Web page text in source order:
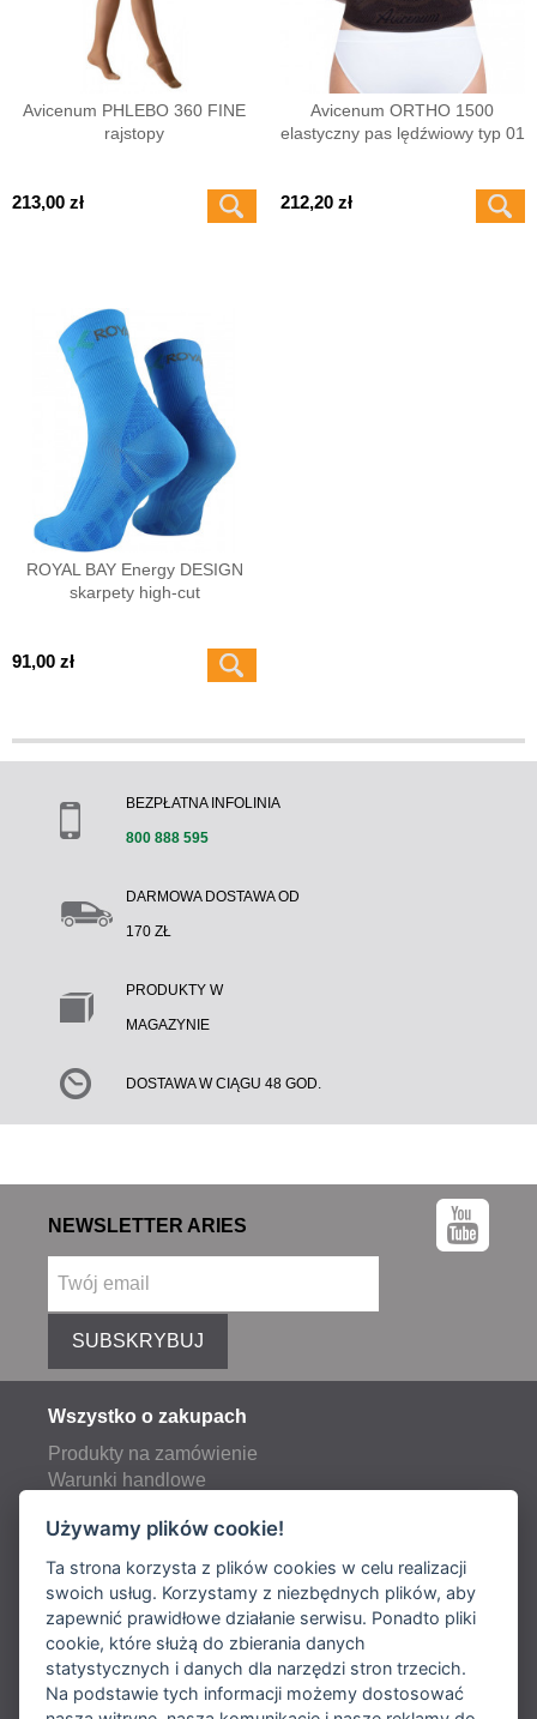
Avicenum PHLEBO 360 FINE
rajstopy
213,00 zł
Avicenum ORTHO 1500
elastyczny pas lędźwiowy typ 01
212,20 zł
ROYAL BAY Energy DESIGN
skarpety high-cut
91,00 zł
BEZPŁATNA INFOLINIA
800 888 595
DARMOWA DOSTAWA OD
170 ZŁ
PRODUKTY W
MAGAZYNIE
DOSTAWA W CIĄGU 48 GOD.
NEWSLETTER ARIES
SUBSKRYBUJ
Wszystko o zakupach
Produkty na zamówienie
Warunki handlowe
Opłaty pocztowe i transportowe
Dostawa:
Płatność:
Używamy plików cookie!
Ta strona korzysta z plików cookies w celu realizacji
swoich usług. Korzystamy z niezbędnych plików, aby
zapewnić prawidłowe działanie serwisu. Ponadto pliki
cookie, które służą do zbierania danych
statystycznych i danych dla narzędzi stron trzecich.
Na podstawie tych informacji możemy dostosować